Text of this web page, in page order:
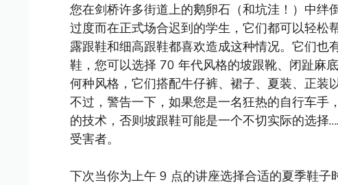
您在剑桥许多街道上的鹅卵石（和坑洼！）中绊
过度而在正式场合迟到的学生，它们都可以轻松
露跟鞋和细高跟鞋都喜欢造成这种情况。它们也
鞋，您可以选择 70 年代风格的坡跟靴、闭趾麻
何种风格，它们搭配牛仔裤、裙子、夏装、正装
不过，警告一下，如果您是一名狂热的自行车手
的技术，否则坡跟鞋可能是一个不切实际的选
受害者。
下次当你为上午 9 点的讲座选择合适的夏季鞋